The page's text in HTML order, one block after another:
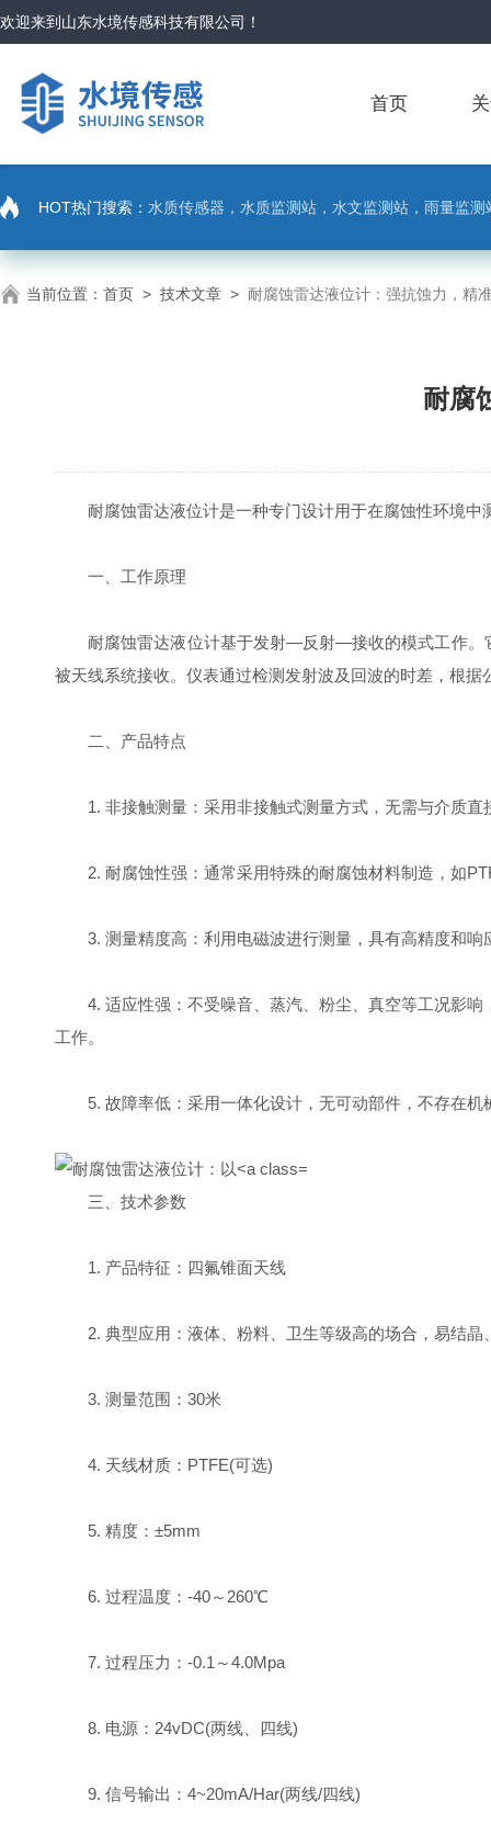
欢迎来到 山东水境传感科技有限公司 ！
首页
HOT热门搜索： 水质传感器，水质监测站，水文监测站，雨量监
当前位置： 首页 > 技术文章 > 耐腐蚀雷达液位计：强抗蚀力，精
耐腐
耐腐蚀雷达液位计是一种专门设计用于在腐蚀性环境中
一、工作原理
耐腐蚀雷达液位计基于发射—反射—接收的模式工作。它
被天线系统接收。仪表通过检测发射波及回波的时差，根
二、产品特点
1. 非接触测量：采用非接触式测量方式，无需与介质直
2. 耐腐蚀性强：通常采用特殊的耐腐蚀材料制造，如
3. 测量精度高：利用电磁波进行测量，具有高精度和响
4. 适应性强：不受噪音、蒸汽、粉尘、真空等工况影响
工作。
5. 故障率低：采用一体化设计，无可动部件，不存在机
三、技术参数
1. 产品特征：四氟锥面天线
2. 典型应用：液体、粉料、卫生等级高的场合，易结晶
3. 测量范围：30米
4. 天线材质：PTFE(可选)
5. 精度：±5mm
6. 过程温度：-40～260℃
7. 过程压力：-0.1～4.0Mpa
8. 电源：24vDC(两线、四线)
9. 信号输出：4~20mA/Har(两线/四线)